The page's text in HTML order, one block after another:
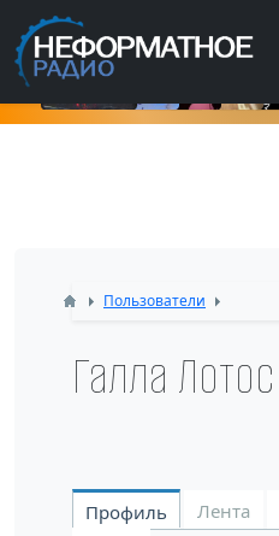
Пользователи
Галла Лотос
Профиль Лента